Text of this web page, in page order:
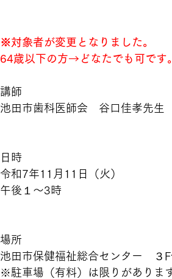
※対象者が変更となりました。
64歳以下の方→どなたでも可です。
講師
池田市歯科医師会　谷口佳孝先生
日時
令和7年11月11日（火）
午後１～3時
場所
池田市保健福祉総合センター　３
※駐車場（有料）は限りがありま